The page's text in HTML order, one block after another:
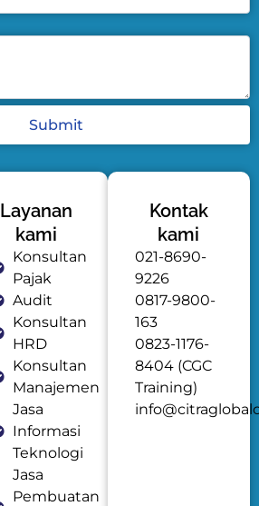
Submit
Layanan
kami
Konsultan
Pajak
Audit
Konsultan
HRD
Konsultan
Manajemen
Jasa
Informasi
Teknologi
Jasa
Pembuatan
Kontak
kami
021-8690-
9226
0817-9800-
163
0823-1176-
8404 (CGC
Training)